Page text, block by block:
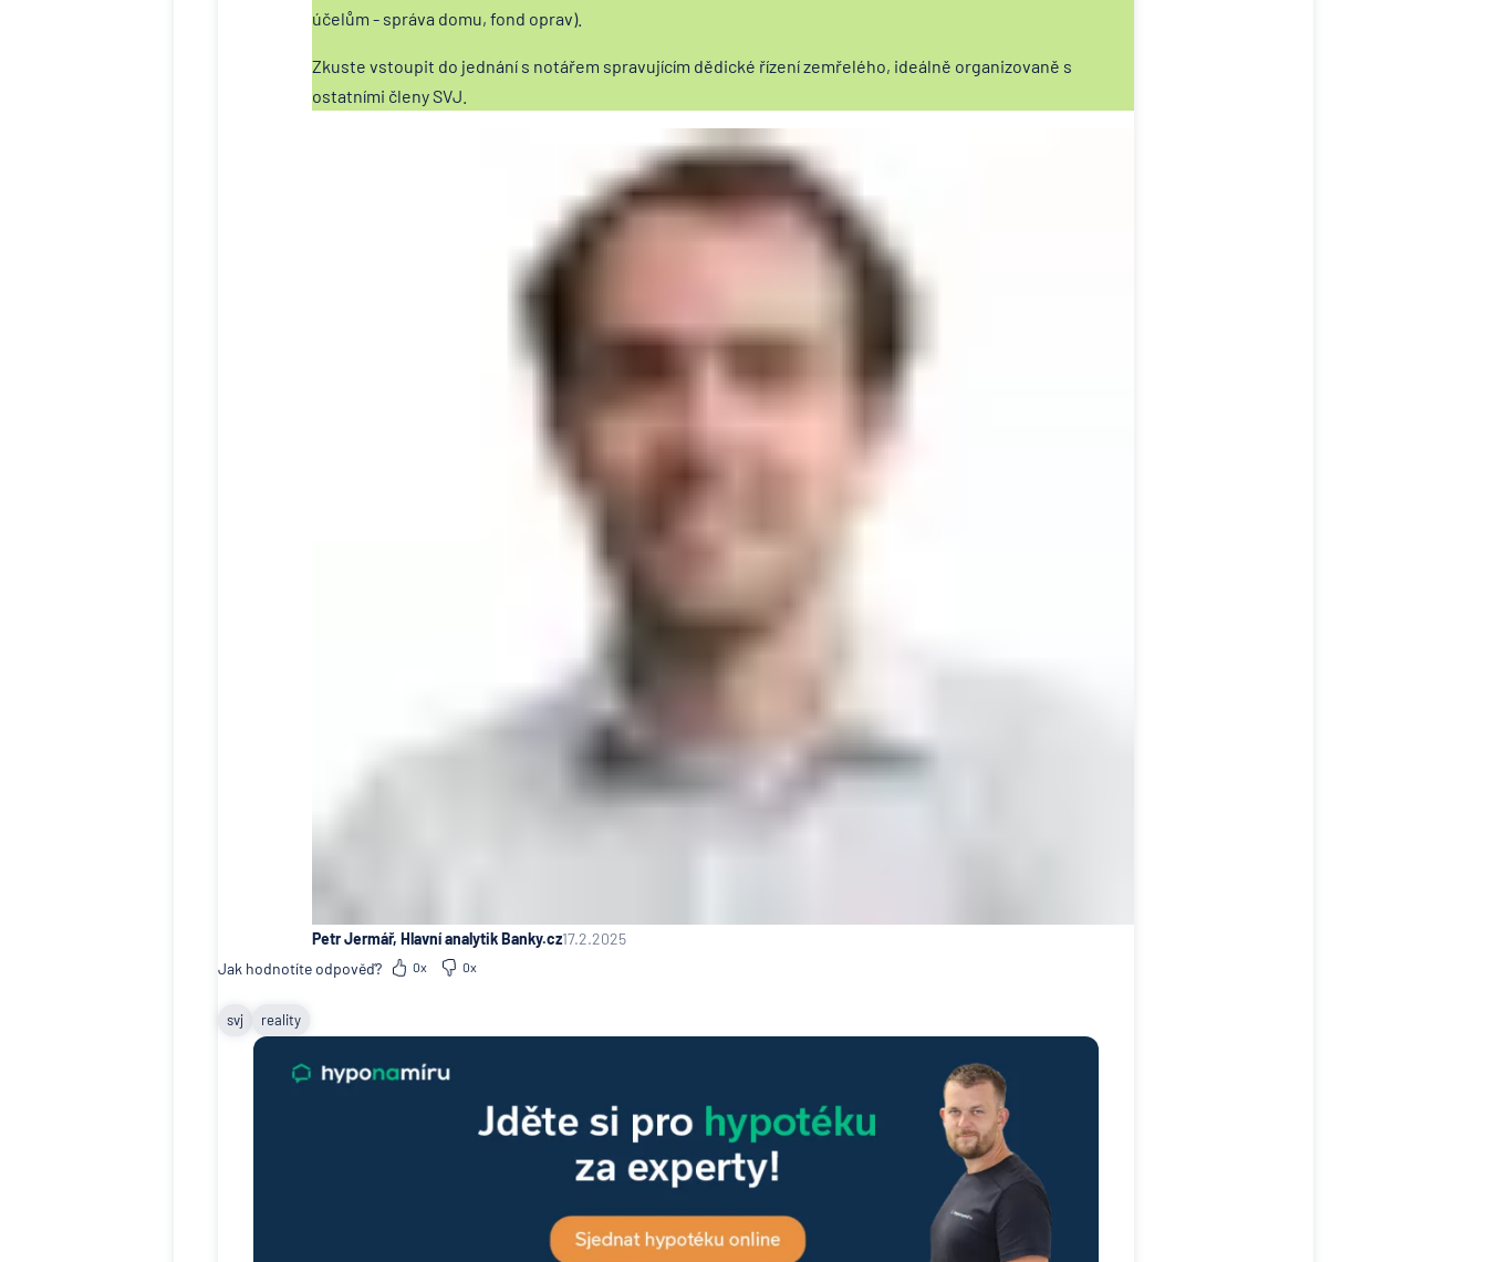
účelům - správa domu, fond oprav).
Zkuste vstoupit do jednání s notářem spravujícím dědické řízení zemřelého, ideálně organizovaně s
ostatními členy SVJ.
Petr Jermář, Hlavní analytik Banky.cz17.2.2025
Jak hodnotíte odpověď?
0x 0x
svj reality